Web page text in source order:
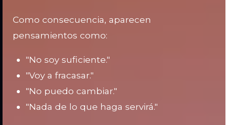
Como consecuencia, aparecen
pensamientos como:
"No soy suficiente."
"Voy a fracasar."
"No puedo cambiar."
"Nada de lo que haga servirá."